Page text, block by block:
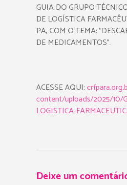
GUIA DO GRUPO
DE LOGÍSTICA
PA, COM O TEMA:
DE MEDICAMENTOS”.
ACESSE AQUI:
content/uploads/2025/10/
LOGISTICA-
Deixe um